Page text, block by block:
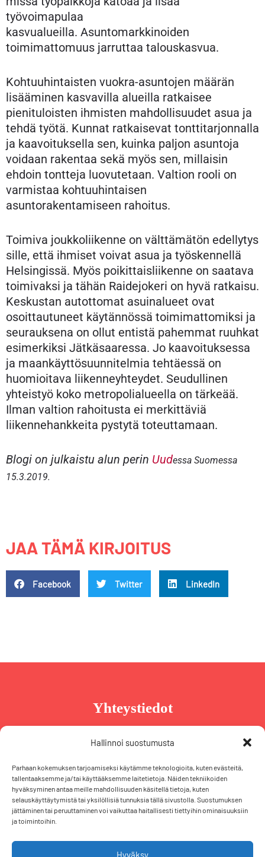
Hallinnoi suostumusta
Parhaan kokemuksen tarjoamiseksi käytämme teknologioita, kuten evästeitä,
tallentaaksemme ja/tai käyttääksemme laitetietoja. Näiden tekniikoiden
hyväksyminen antaa meille mahdollisuuden käsitellä tietoja, kuten
selauskäyttäytymistä tai yksilöllisiä tunnuksia tällä sivustolla. Suostumuksen
jättäminen tai peruuttaminen voi vaikuttaa haitallisesti tiettyihin ominaisuuksiin
ja toimintoihin.
Hyväksy
työvoimapulaa
kasvualueilla. Asuntomarkkinoiden
toimimattomuus jarruttaa talouskasvua.
Kohtuuhintaisten vuokra-asuntojen määrän
lisääminen kasvavilla alueilla ratkaisee
pienituloisten ihmisten mahdollisuudet asua ja
tehdä työtä. Kunnat ratkaisevat tonttitarjonnalla
ja kaavoituksella sen, kuinka paljon asuntoja
voidaan rakentaa sekä myös sen, millaisin
ehdoin tontteja luovutetaan. Valtion rooli on
varmistaa kohtuuhintaisen
asuntorakentamiseen rahoitus.
Toimiva joukkoliikenne on välttämätön edellytys
sille, että ihmiset voivat asua ja työskennellä
Helsingissä. Myös poikittaisliikenne on saatava
toimivaksi ja tähän Raidejokeri on hyvä ratkaisu.
Keskustan autottomat asuinalueet ovat
osoittautuneet käytännössä toimimattomiksi ja
seurauksena on ollut entistä pahemmat ruuhkat
esimerkiksi Jätkäsaaressa. Jo kaavoituksessa
ja maankäyttösuunnitelmia tehtäessä on
huomioitava liikenneyhteydet. Seudullinen
yhteistyö koko metropolialueella on tärkeää.
Ilman valtion rahoitusta ei merkittäviä
liikennehankkeita pystytä toteuttamaan.
Blogi on julkaistu alun perin Uudessa Suomessa
15.3.2019.
JAA TÄMÄ KIRJOITUS
Facebook Twitter LinkedIn
Yhteystiedot
Taru Reinikainen
taru@tarureinikainen.fi
Vaalipäällikö
Puh. +358 50 574 2355
iris@tarureinikainen.fi